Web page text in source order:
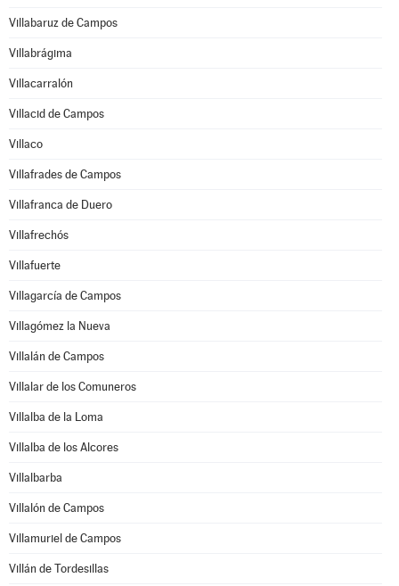
Villabaruz de Campos
Villabrágima
Villacarralón
Villacid de Campos
Villaco
Villafrades de Campos
Villafranca de Duero
Villafrechós
Villafuerte
Villagarcía de Campos
Villagómez la Nueva
Villalán de Campos
Villalar de los Comuneros
Villalba de la Loma
Villalba de los Alcores
Villalbarba
Villalón de Campos
Villamuriel de Campos
Villán de Tordesillas